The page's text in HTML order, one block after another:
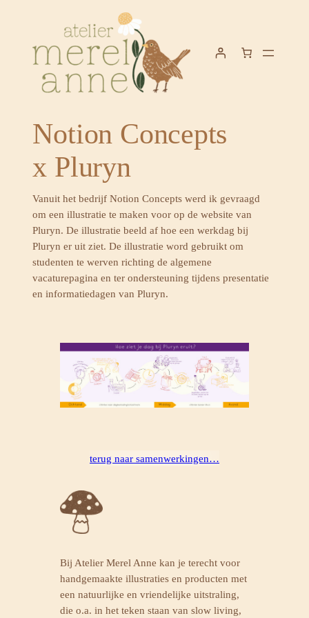
inhoud
Notion Concepts
x Pluryn
Vanuit het bedrijf Notion Concepts werd ik gevraagd
om een illustratie te maken voor op de website van
Pluryn. De illustratie beeld af hoe een werkdag bij
Pluryn er uit ziet. De illustratie word gebruikt om
studenten te werven richting de algemene
vacaturepagina en ter ondersteuning tijdens presentatie
en informatiedagen van Pluryn.
terug naar samenwerkingen…
Bij Atelier Merel Anne kan je terecht voor
handgemaakte illustraties en producten met
een natuurlijke en vriendelijke uitstraling,
die o.a. in het teken staan van slow living,